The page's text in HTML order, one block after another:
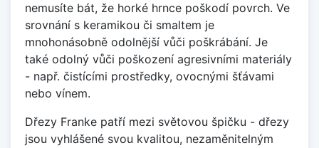
nemusíte bát, že horké hrnce poškodí povrch. Ve
srovnání s keramikou či smaltem je
mnohonásobně odolnější vůči poškrábání. Je
také odolný vůči poškození agresivními materiály
- např. čistícími prostředky, ovocnými šťávami
nebo vínem.
Dřezy Franke patří mezi světovou špičku - dřezy
jsou vyhlášené svou kvalitou, nezaměnitelným